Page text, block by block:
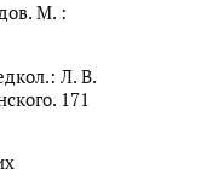
М. :
Л. В.
171